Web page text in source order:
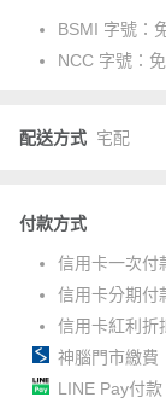
BSMI 字號：
NCC 字號：
配送方式 宅配
付款方式
信用卡一次付
信用卡分期付
信用卡紅利折
神腦門市繳費
LINE Pay付款